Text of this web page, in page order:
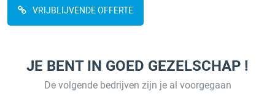
VRIJBLIJVENDE OFFERTE
JE BENT IN GOED GEZELSCHAP !
De volgende bedrijven zijn je al voorgegaan